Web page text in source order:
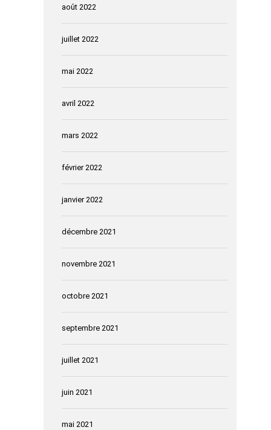
août 2022
juillet 2022
mai 2022
avril 2022
mars 2022
février 2022
janvier 2022
décembre 2021
novembre 2021
octobre 2021
septembre 2021
juillet 2021
juin 2021
mai 2021